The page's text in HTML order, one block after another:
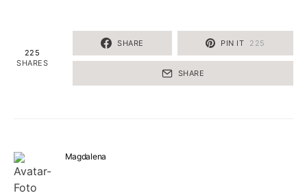
225
SHARES
SHARE PIN IT 225
SHARE
Magdalena